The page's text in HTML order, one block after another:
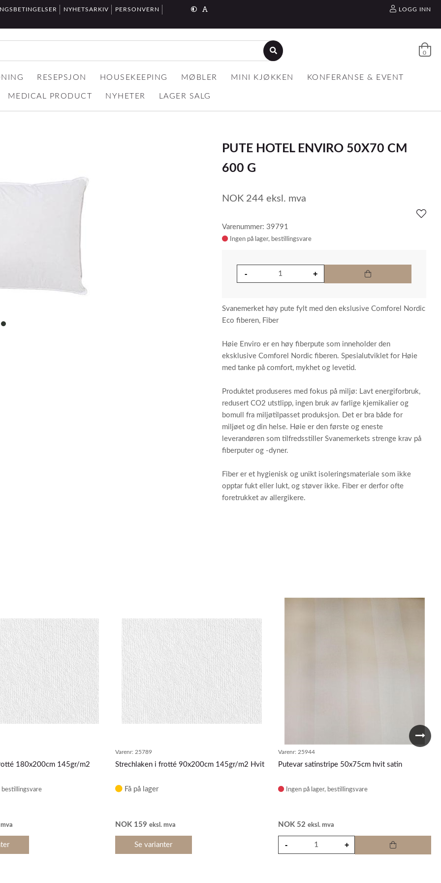
NYHETSARKIV PERSONVERN LOGG INN
0
RESEPSJON HOUSEKEEPING MØBLER MINI KJØKKEN KONFERANSE & EVENT
MEDICAL PRODUCT NYHETER LAGER SALG
item
PUTE HOTEL ENVIRO 50X70 CM
600 G
NOK 244 eksl. mva
Varenummer: 39791
Ingen på lager
Svanemerket høy pute fylt med den ekslusive Comforel Nordic
Eco fiberen, Fiber
Høie Enviro er en høy fiberpute som inneholder den
eksklusive Comforel Nordic fiberen. Spesialutviklet for Høie
med tanke på comfort, mykhet og levetid.
Produktet produseres med fokus på miljø: Lavt energiforbruk,
redusert CO2 utstlipp, ingen bruk av farlige kjemikalier og
bomull fra miljøtilpasset produksjon. Det er bra både for
miljøet og din helse. Høie er den første og eneste
leverandøren som tilfredsstiller Svanemerkets strenge krav på
fiberputer og -dyner.
Fiber er et hygienisk og unikt isoleringsmateriale som ikke
opptar fukt eller lukt, og støver ikke. Fiber er derfor ofte
foretrukket av allergikere.
180x200cm 145gr/m2
Varenr: 25789
Strechlaken i frotté 90x200cm 145gr/m2 Hvit
Få på lager
NOK 159 eksl. mva
Se varianter
Varenr: 25944
Putevar satinstripe 50x75cm hvit satin
Ingen på lager
NOK 52 eksl. mva